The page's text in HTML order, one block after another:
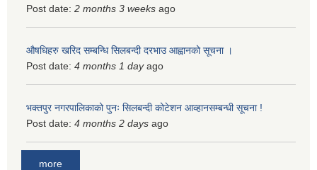
Post date: 2 months 3 weeks ago
औषधिहरु खरिद सम्बन्धि सिलबन्दी दरभाउ आह्वानको सूचना ।
Post date: 4 months 1 dayago
भक्तपुर नगरपालिकाको पुनः सिलबन्दी कोटेशन आव्हानसम्बन्धी सूचना !
Post date: 4 months 2 days ago
more